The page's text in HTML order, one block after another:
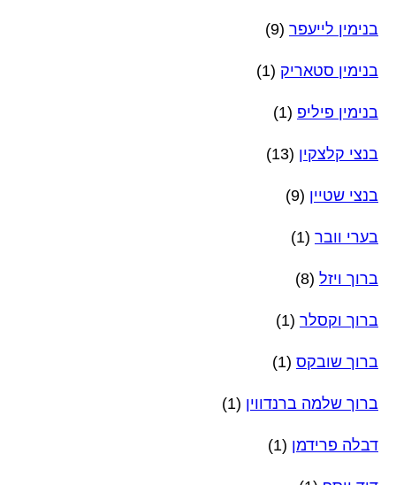
בנימין לייעפר (9)
בנימין סטאריק (1)
בנימין פיליפ (1)
בנצי קלצקין (13)
בנצי שטיין (9)
בערי וובר (1)
ברוך ויזל (8)
ברוך וקסלר (1)
ברוך שובקס (1)
ברוך שלמה ברנדווין (1)
דבלה פרידמן (1)